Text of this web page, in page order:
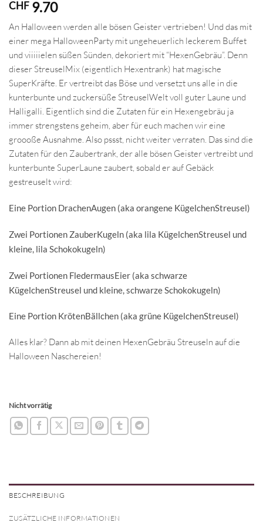
CHF 9.70
An Halloween werden alle bösen Geister vertrieben! Und das mit
einer mega HalloweenParty mit ungeheuerlich leckerem Buffet
und viiiiielen süßen Sünden, dekoriert mit “HexenGebräu”. Denn
dieser StreuselMix (eigentlich Hexentrank) hat magische
SuperKräfte. Er vertreibt das Böse und versetzt uns alle in die
kunterbunte und zuckersüße StreuselWelt voll guter Laune und
Halligalli. Eigentlich sind die Zutaten für ein Hexengebräu ja
immer strengstens geheim, aber für euch machen wir eine
groooße Ausnahme. Also pssst, nicht weiter verraten. Das sind die
Zutaten für den Zaubertrank, der alle bösen Geister vertreibt und
kunterbunte SuperLaune zaubert, sobald er auf Gebäck
gestreuselt wird:
Eine Portion DrachenAugen (aka orangene KügelchenStreusel)
Zwei Portionen ZauberKugeln (aka lila KügelchenStreusel und
kleine, lila Schokokugeln)
Zwei Portionen FledermausEier (aka schwarze
KügelchenStreusel und kleine, schwarze Schokokugeln)
Eine Portion KrötenBällchen (aka grüne KügelchenStreusel)
Alles klar? Dann ab mit deinen HexenGebräu Streuseln auf die
Halloween Naschereien!
Nicht vorrätig
BESCHREIBUNG
ZUSÄTZLICHE INFORMATIONEN